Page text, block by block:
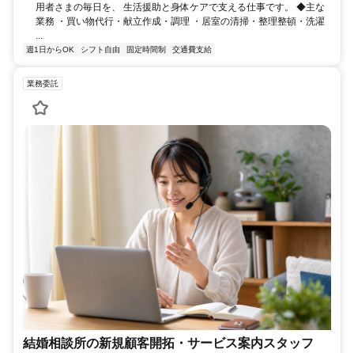
用者さまの毎日を、 生活援助と身体ケアで支える仕事です。 ◆主な
業務 ・買い物代行・献立作成・調理 ・居室の清掃・整理整頓・洗濯
週1日からOK シフト自由 固定時間制 交通費支給
業務委託
結婚相談所の新規顧客開拓・サービス案内スタッフ